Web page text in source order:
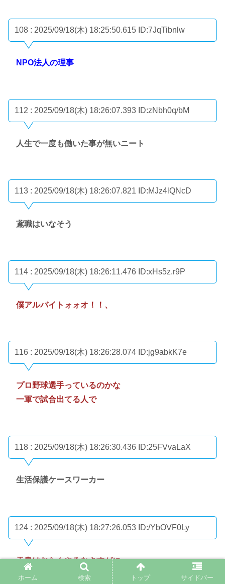
108 : 2025/09/18(木) 18:25:50.615 ID:7JqTibnlw
NPO法人の理事
112 : 2025/09/18(木) 18:26:07.393 ID:zNbh0q/bM
人生で一度も働いた事が無いニート
113 : 2025/09/18(木) 18:26:07.821 ID:MJz4lQNcD
鳶職はいなそう
114 : 2025/09/18(木) 18:26:11.476 ID:xHs5z.r9P
僕アルバイトォォオ！！、
116 : 2025/09/18(木) 18:26:28.074 ID:jg9abkK7e
プロ野球選手っているのかな
一軍で試合出てる人で
118 : 2025/09/18(木) 18:26:30.436 ID:25FVvaLaX
生活保護ケースワーカー
124 : 2025/09/18(木) 18:27:26.053 ID:/YbOVF0Ly
天皇はおらんやろなさすがに
ホーム 検索 トップ サイドバー